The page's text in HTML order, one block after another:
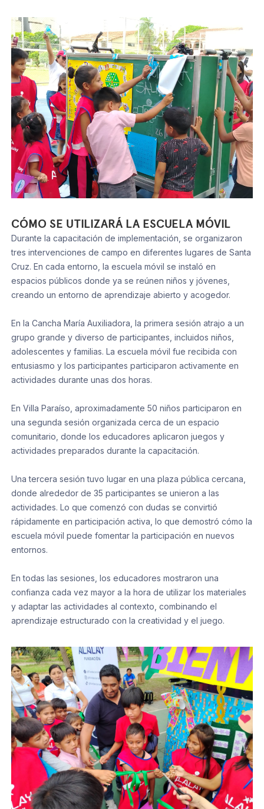
CÓMO SE UTILIZARÁ LA ESCUELA MÓVIL
Durante la capacitación de implementación, se organizaron
tres intervenciones de campo en diferentes lugares de Santa
Cruz. En cada entorno, la escuela móvil se instaló en
espacios públicos donde ya se reúnen niños y jóvenes,
creando un entorno de aprendizaje abierto y acogedor.
En la Cancha María Auxiliadora, la primera sesión atrajo a un
grupo grande y diverso de participantes, incluidos niños,
adolescentes y familias. La escuela móvil fue recibida con
entusiasmo y los participantes participaron activamente en
actividades durante unas dos horas.
En Villa Paraíso, aproximadamente 50 niños participaron en
una segunda sesión organizada cerca de un espacio
comunitario, donde los educadores aplicaron juegos y
actividades preparados durante la capacitación.
Una tercera sesión tuvo lugar en una plaza pública cercana,
donde alrededor de 35 participantes se unieron a las
actividades. Lo que comenzó con dudas se convirtió
rápidamente en participación activa, lo que demostró cómo la
escuela móvil puede fomentar la participación en nuevos
entornos.
En todas las sesiones, los educadores mostraron una
confianza cada vez mayor a la hora de utilizar los materiales
y adaptar las actividades al contexto, combinando el
aprendizaje estructurado con la creatividad y el juego.